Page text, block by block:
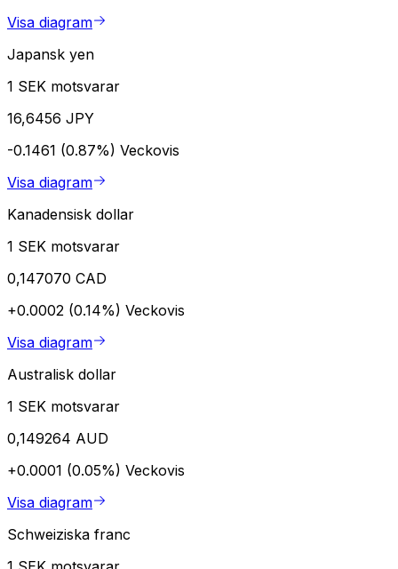
Visa diagram
Japansk yen
1 SEK motsvarar
16,6456 JPY
-0.1461 (0.87%) Veckovis
Visa diagram
Kanadensisk dollar
1 SEK motsvarar
0,147070 CAD
+0.0002 (0.14%) Veckovis
Visa diagram
Australisk dollar
1 SEK motsvarar
0,149264 AUD
+0.0001 (0.05%) Veckovis
Visa diagram
Schweiziska franc